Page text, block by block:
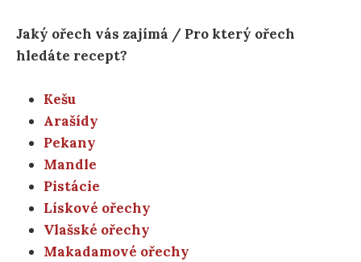
Jaký ořech vás zajímá / Pro který ořech
hledáte recept?
Kešu
Arašídy
Pekany
Mandle
Pistácie
Lískové ořechy
Vlašské ořechy
Makadamové ořechy